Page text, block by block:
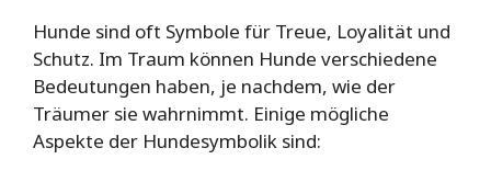
Hunde sind oft Symbole für Treue, Loyalität und
Schutz. Im Traum können Hunde verschiedene
Bedeutungen haben, je nachdem, wie der
Träumer sie wahrnimmt. Einige mögliche
Aspekte der Hundesymbolik sind: